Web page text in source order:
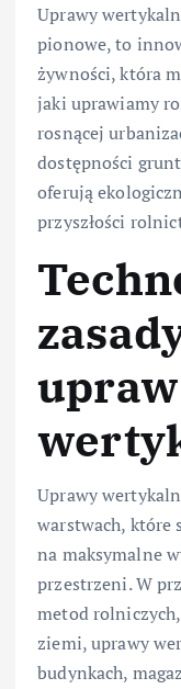
Uprawy
pionowe, to
żywności, która
jaki uprawiamy
rosnącej
dostępności
oferują
przyszłości
upraw
Uprawy
warstwach, które
na maksymalne
przestrzeni. W
metod
ziemi, uprawy
budynkach,